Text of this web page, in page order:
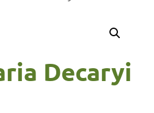
Decaryi